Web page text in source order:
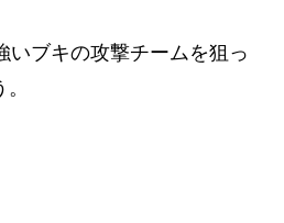
いブキの攻撃チームを狙っ